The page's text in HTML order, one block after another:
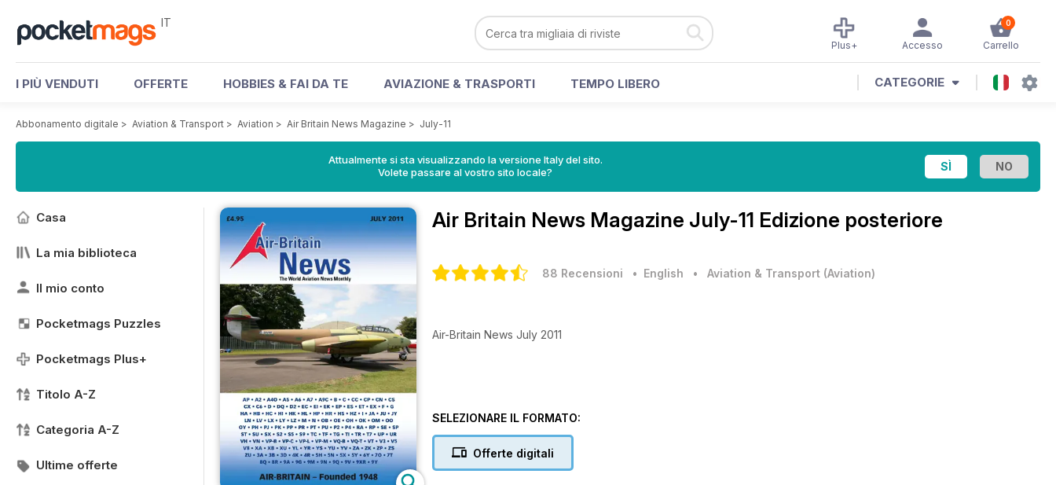
IT 0
Carrello
Accesso
Plus+
I PIÙ VENDUTI OFFERTE HOBBIES & FAI DA TE AVIAZIONE & TRASPORTI TEMPO LIBERO CATEGORIE
Abbonamento digitale > Aviation & Transport > Aviation > Air Britain News Magazine > July-11
Attualmente si sta visualizzando la versione Italy del sito.
Volete passare al vostro sito locale?
Casa
La mia biblioteca
Il mio conto
Pocketmags Puzzles
Pocketmags Plus+
Titolo A-Z
Categoria A-Z
Ultime offerte
Air Britain News Magazine July-11 Edizione posteriore
88 Recensioni • English • Aviation & Transport (Aviation)
Air-Britain News July 2011
SELEZIONARE IL FORMATO:
Offerte digitali